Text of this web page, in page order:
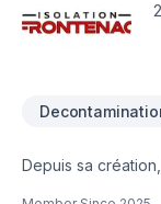
Depuis sa